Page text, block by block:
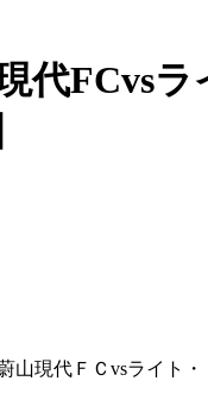
代FCvs
現代ＦＣvsライト